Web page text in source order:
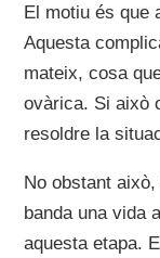
El motiu és que
Aquesta
mateix, cosa
ovàrica. Si això
resoldre la
No obstant
banda una vida
aquesta etapa.